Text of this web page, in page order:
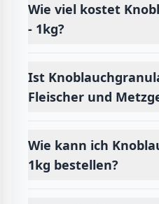
Wie viel kostet
- 1kg?
Ist
Fleischer und
Wie kann ich
1kg bestellen?